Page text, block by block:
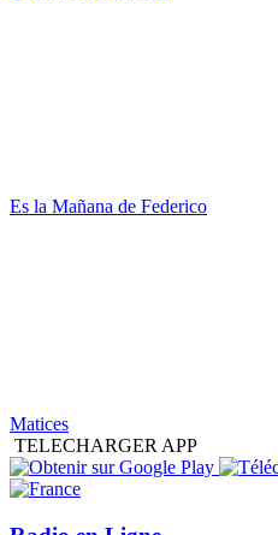
Es la Mañana de Federico
Matices
TELECHARGER APP